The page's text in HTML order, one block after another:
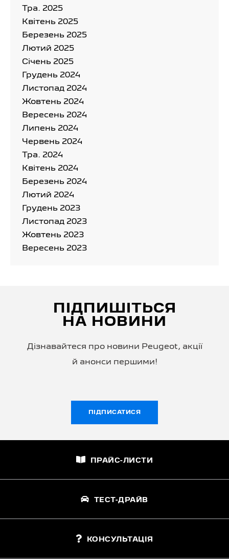
Тра. 2025
Квітень 2025
Березень 2025
Лютий 2025
Cічень 2025
Грудень 2024
Листопад 2024
Жовтень 2024
Вересень 2024
Липень 2024
Червень 2024
Тра. 2024
Квітень 2024
Березень 2024
Лютий 2024
Грудень 2023
Листопад 2023
Жовтень 2023
Вересень 2023
ПІДПИШІТЬСЯ
НА НОВИНИ
Дізнавайтеся про новини Peugeot, акції
й анонси першими!
ПІДПИСАТИСЯ
ПРАЙС-ЛИСТИ
ТЕСТ-ДРАЙВ
КОНСУЛЬТАЦІЯ